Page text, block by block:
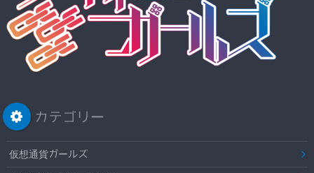
カテゴリー
仮想通貨ガールズ